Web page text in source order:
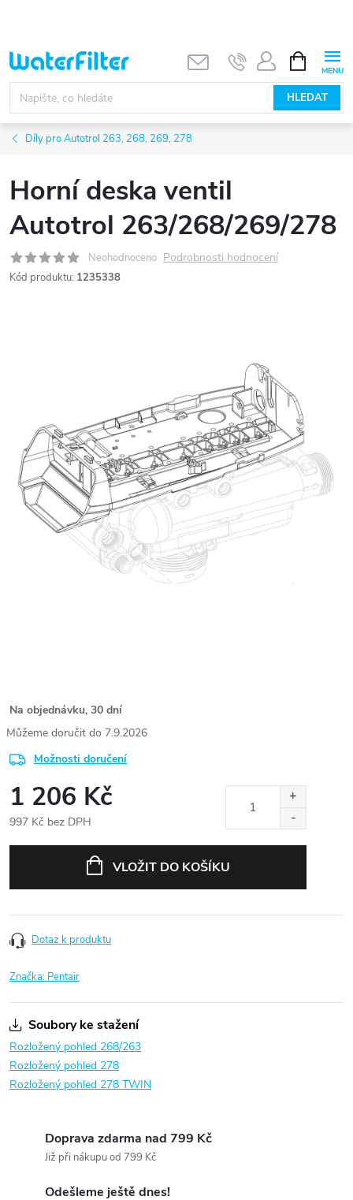
obsah
HLEDAT
NÁKUPNÍ
KOŠÍK
Díly pro Autotrol 263, 268, 269, 278
Horní deska ventil
Autotrol 263/268/269/278
Neohodnoceno Podrobnosti hodnocení
Kód produktu: 1235338
Na objednávku, 30 dní
7.9.2026
Možnosti doručení
1 206 Kč
997 Kč bez DPH
VLOŽIT DO KOŠÍKU
Dotaz k produktu
Značka: Pentair
Soubory ke stažení
Rozložený pohled 268/263
Rozložený pohled 278
Rozložený pohled 278 TWIN
Doprava zdarma nad 799 Kč
Již při nákupu od 799 Kč
Odešleme ještě dnes!